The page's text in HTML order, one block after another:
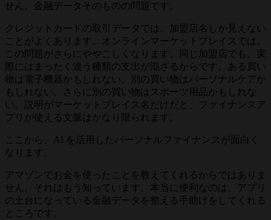
せん。金融データそのものの問題です。
クレジットカードの取引データでは、加盟店名しか見えない
ことがよくあります。オンラインマーケットプレイスでは、
この問題がさらにややこしくなります。同じ加盟店でも、実
際にはまったく違う種類の支出が混ざるからです。ある買い
物は電子機器かもしれない。別の買い物はパーソナルケアか
もしれない。さらに別の買い物はスポーツ用品かもしれな
い。説明がマーケットプレイス名だけだと、ファイナンスア
プリが使える文脈はかなり限られます。
ここから、AI を活用したパーソナルファイナンスが面白く
なります。
アマゾンでお金を使ったことを教えてくれるからではありま
せん。それはもう知っています。本当に便利なのは、アプリ
の土台になっている金融データを整える手助けをしてくれる
ところです。